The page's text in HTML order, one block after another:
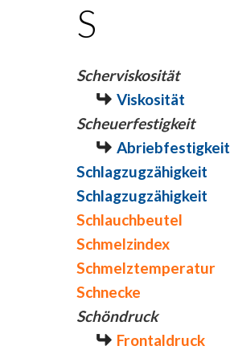
S
Scherviskosität
Viskosität
Scheuerfestigkeit
Abriebfestigkeit
Schlagzugzähigkeit
Schlagzugzähigkeit
Schlauchbeutel
Schmelzindex
Schmelztemperatur
Schnecke
Schöndruck
Frontaldruck